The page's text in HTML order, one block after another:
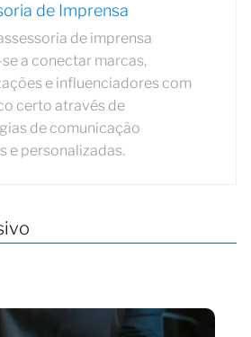
de Imprensa
de imprensa
a conectar marcas,
e influenciadores com
certo através de
de comunicação
e personalizadas.